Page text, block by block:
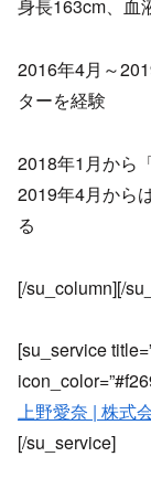
身長163cm、血
2016年4月～
ターを経験
2018年1月から
2019年4月から
る
[/su_column][/
[su_service
上野愛奈 | 株式
[/su_service]